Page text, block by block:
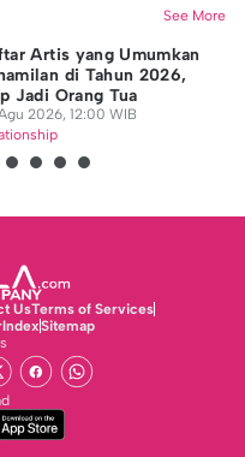
See More
Artis yang Umumkan
di Tahun 2026,
Jadi Orang Tua
2026, 12:00 WIB
UsTerms of Services
IndexSitemap